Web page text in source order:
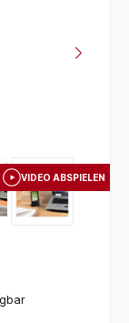
VIDEO ABSPIELEN